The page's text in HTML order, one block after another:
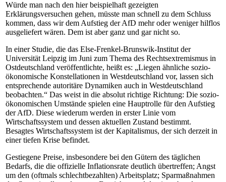
Würde man nach den hier beispielhaft gezeigten
Erklärungsversuchen gehen, müsste man schnell zu dem Schluss
kommen, dass wir dem Aufstieg der AfD mehr oder weniger hilflos
ausgeliefert wären. Dem ist aber ganz und gar nicht so.
In einer Studie, die das Else-Frenkel-Brunswik-Institut der
Universität Leipzig im Juni zum Thema des Rechtsextremismus in
Ostdeutschland veröffentlichte, heißt es: „Liegen ähnliche sozio-
ökonomische Konstellationen in Westdeutschland vor, lassen sich
entsprechende autoritäre Dynamiken auch in Westdeutschland
beobachten.“ Das weist in die absolut richtige Richtung: Die sozio-
ökonomischen Umstände spielen eine Hauptrolle für den Aufstieg
der AfD. Diese wiederum werden in erster Linie vom
Wirtschaftssystem und dessen aktuellen Zustand bestimmt.
Besagtes Wirtschaftssystem ist der Kapitalismus, der sich derzeit in
einer tiefen Krise befindet.
Gestiegene Preise, insbesondere bei den Gütern des täglichen
Bedarfs, die die offizielle Inflationsrate deutlich übertreffen; Angst
um den (oftmals schlechtbezahlten) Arbeitsplatz; Sparmaßnahmen